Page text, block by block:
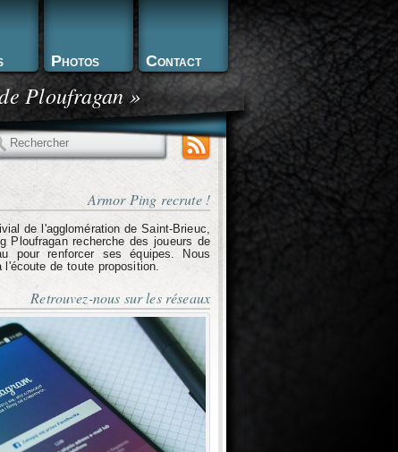
Ploufragan »
Photos Contact
Armor Ping recrute !
de l'agglomération de Saint-Brieuc,
Ploufragan recherche des joueurs de
pour renforcer ses équipes. Nous
l'écoute de toute proposition.
Retrouvez-nous sur les réseaux